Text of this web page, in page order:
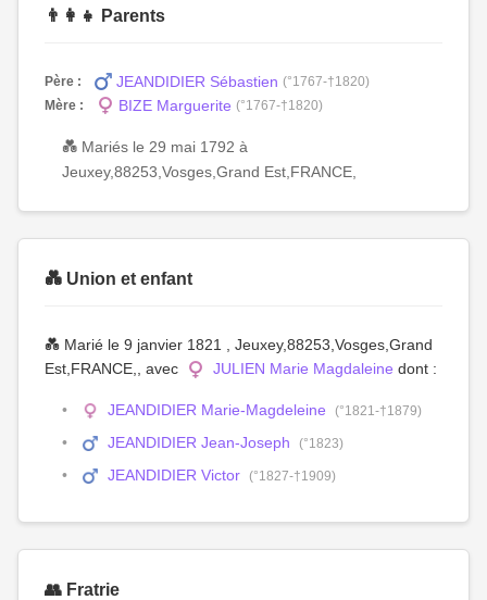
👨‍👩‍👧 Parents
Père : JEANDIDIER Sébastien (°1767-†1820)
Mère :
BIZE Marguerite (°1767-†1820)
💑 Mariés le 29 mai 1792 à
Jeuxey,88253,Vosges,Grand Est,FRANCE,
💑 Union et enfant
💑 Marié le 9 janvier 1821 , Jeuxey,88253,Vosges,Grand
Est,FRANCE,, avec
JULIEN Marie Magdaleine dont :
JEANDIDIER Marie-Magdeleine (°1821-†1879)
JEANDIDIER Jean-Joseph (°1823)
JEANDIDIER Victor (°1827-†1909)
👥 Fratrie